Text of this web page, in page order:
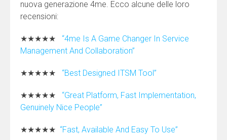
nuova generazione 4me. Ecco alcune delle loro
recensioni:
★★★★★ “4me Is A Game Changer In Service
Management And Collaboration”
★★★★★ “Best Designed ITSM Tool”
★★★★★ “Great Platform, Fast Implementation,
Genuinely Nice People”
★★★★★ “Fast, Available And Easy To Use”